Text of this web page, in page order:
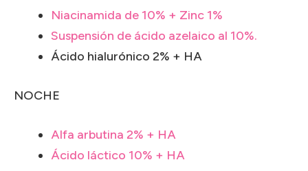
Niacinamida de 10% + Zinc 1%
Suspensión de ácido azelaico al 10%.
Ácido hialurónico 2% + HA
NOCHE
Alfa arbutina 2% + HA
Ácido láctico 10% + HA